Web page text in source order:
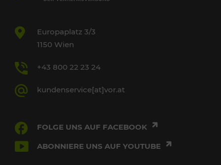
Europaplatz 3/3
1150 Wien
+43 800 22 23 24
kundenservice[at]vor.at
FOLGE UNS AUF FACEBOOK
ABONNIERE UNS AUF YOUTUBE